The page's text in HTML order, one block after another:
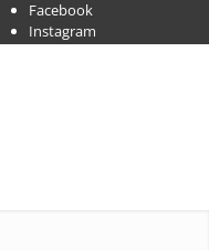
Facebook
Instagram